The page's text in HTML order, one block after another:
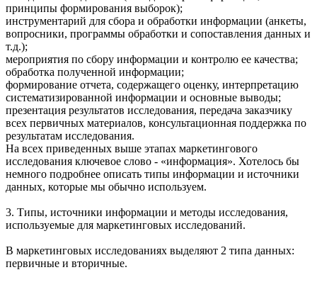
принципы формирования выборок);
инструментарий для сбора и обработки информации (анкеты,
вопросники, программы обработки и сопоставления данных и
т.д.);
мероприятия по сбору информации и контролю ее качества;
обработка полученной информации;
формирование отчета, содержащего оценку, интерпретацию
систематизированной информации и основные выводы;
презентация результатов исследования, передача заказчику
всех первичных материалов, консультационная поддержка по
результатам исследования.
На всех приведенных выше этапах маркетингового
исследования ключевое слово - «информация». Хотелось бы
немного подробнее описать типы информации и источники
данных, которые мы обычно используем.
3. Типы, источники информации и методы исследования,
используемые для маркетинговых исследований.
В маркетинговых исследованиях выделяют 2 типа данных:
первичные и вторичные.